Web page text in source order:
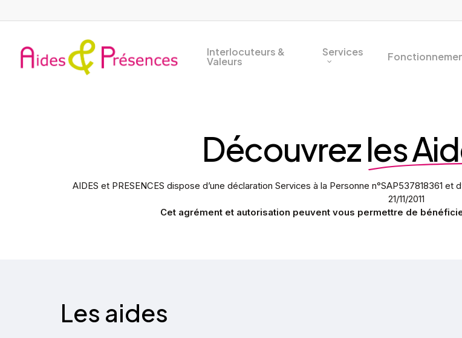
to
content
Interlocuteurs &
Valeurs
Services
Découvrezles
AIDES et PRESENCES dispose d’une déclaration Services à la Personne n°SAP537818361 et
21/11/2011
Cet agrément et autorisation peuvent vous permettre de
Les aides